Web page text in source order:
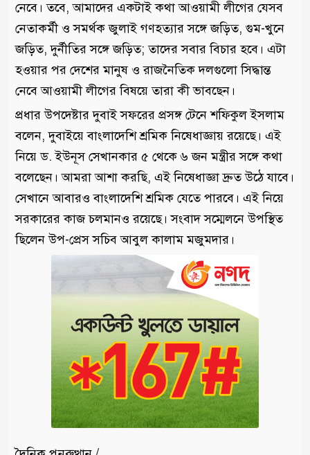
নেবে। তবে, আমাদের একটাই কথা আওয়ামী লীগের যেসব
নেতাকর্মী ও সমর্থক জুলাই গণহত্যার সঙ্গে জড়িত, গুম-খুনে
জড়িত, দুর্নীতির সঙ্গে জড়িত; তাদের সবার বিচার হবে। এটা
হওয়ার পর দেশের মানুষ ও রাজনৈতিক দলগুলো সিদ্ধান্ত
নেবে আওয়ামী লীগের বিষয়ে তারা কী ভাবছেন।
প্রধার উপদেষ্টার দুবাই সফরের প্রসঙ্গ টেনে শফিকুল ইসলাম
বলেন, দুবাইয়ে বাংলাদেশি শ্রমিক নিষেধাজ্ঞায় রয়েছে। এই
নিয়ে ড. ইউনূস সেখানকার ৫ থেকে ৬ জন মন্ত্রীর সঙ্গে কথা
বলেছেন। আমরা আশা করছি, এই নিষেধাজ্ঞা দ্রুত উঠে যাবে।
সেখানে আবারও বাংলাদেশি শ্রমিক যেতে পারবে। এই নিয়ে
সরকারের কাজ চলমানও রয়েছে। সংবাদ সম্মেলনে উপস্থিত
ছিলেন উপ-প্রেস সচিব আবুল কালাম মজুমদার।